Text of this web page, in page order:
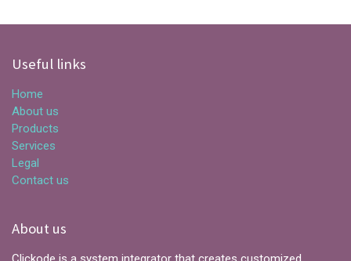
Useful links
Home
About us
Products
Services
Legal
Contact us
About us